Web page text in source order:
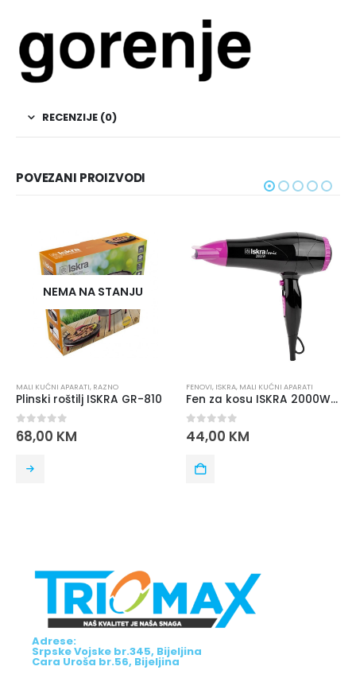
RECENZIJE (0)
POVEZANI PROIZVODI
NEMA NA STANJU
MALI KUĆNI APARATI, RAZNO
Plinski roštilj ISKRA GR-810
0out of 5
68,00 KM
FENOVI, ISKRA, MALI KUĆNI APARATI
Fen za kosu ISKRA 2000W RH-1803AM-1 roze
0out of 5
44,00 KM
Adrese:
Srpske Vojske br.345, Bijeljina
Cara Uroša br.56, Bijeljina